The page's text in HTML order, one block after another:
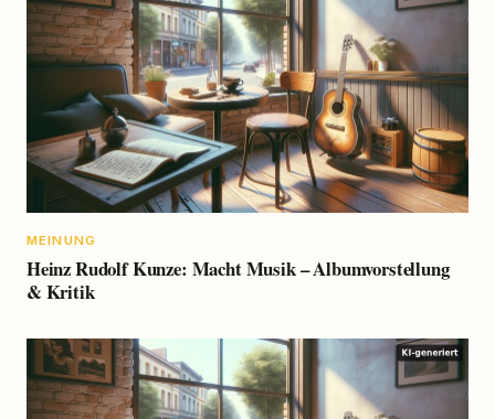
MEINUNG
Heinz Rudolf Kunze: Macht Musik – Albumvorstellung
& Kritik